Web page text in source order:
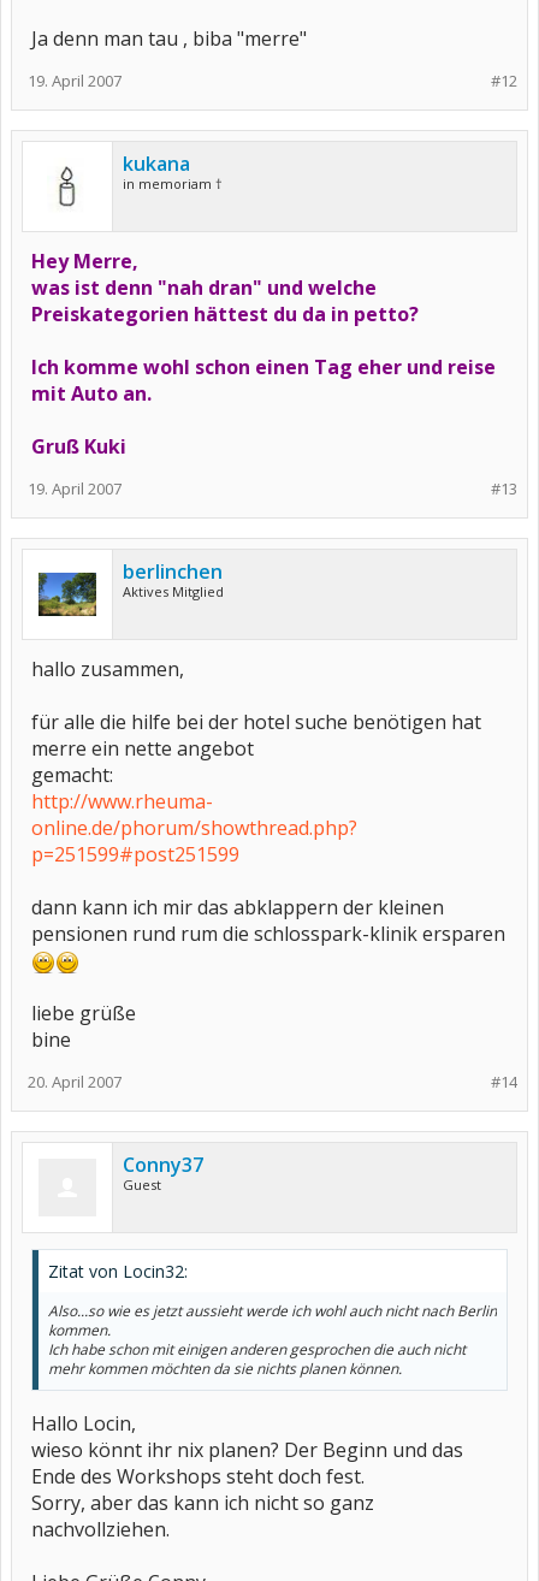
Ja denn man tau , biba "merre"
#12
19. April 2007
kukana
in memoriam †
Hey Merre,
was ist denn "nah dran" und welche
Preiskategorien hättest du da in petto?
Ich komme wohl schon einen Tag eher und reise
mit Auto an.
Gruß Kuki
#13
19. April 2007
berlinchen
Aktives Mitglied
hallo zusammen,
für alle die hilfe bei der hotel suche benötigen hat
merre ein nette angebot
gemacht:
http://www.rheuma-
online.de/phorum/showthread.php?
p=251599#post251599
dann kann ich mir das abklappern der kleinen
pensionen rund rum die schlosspark-klinik ersparen
liebe grüße
bine
#14
20. April 2007
Conny37
Guest
Zitat von Locin32:
Also...so wie es jetzt aussieht werde ich wohl auch nicht nach Berlin
kommen.
Ich habe schon mit einigen anderen gesprochen die auch nicht
mehr kommen möchten da sie nichts planen können.
Hallo Locin,
wieso könnt ihr nix planen? Der Beginn und das
Ende des Workshops steht doch fest.
Sorry, aber das kann ich nicht so ganz
nachvollziehen.